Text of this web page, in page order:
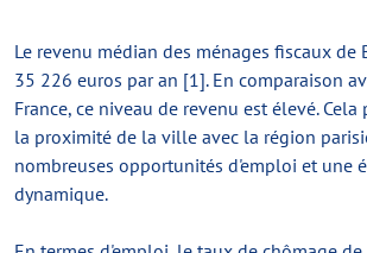
Le revenu médian des ménages fiscaux de
35 226 euros par an [1]. En comparaison
France, ce niveau de revenu est élevé.
la proximité de la ville avec la région
nombreuses opportunités d'emploi et une
dynamique.